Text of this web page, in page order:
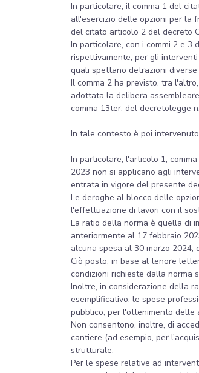
In particolare, il comma 1 del
all'esercizio delle opzioni per la
del citato articolo 2 del decreto
In particolare, con i commi 2 e
rispettivamente, per gli
quali spettano detrazioni
Il comma 2 ha previsto, tra
adottata la delibera
comma 13ter, del decretolegge
In tale contesto è poi
In particolare, l'articolo 1,
2023 non si applicano agli
entrata in vigore del presente
Le deroghe al blocco delle
l'effettuazione di lavori con il
La ratio della norma è quella di
anteriormente al 17 febbraio
alcuna spesa al 30 marzo
Ciò posto, in base al tenore
condizioni richieste dalla norma
Inoltre, in considerazione della
esemplificativo, le spese
pubblico, per l'ottenimento delle
Non consentono, inoltre, di
cantiere (ad esempio, per
strutturale.
Per le spese relative ad